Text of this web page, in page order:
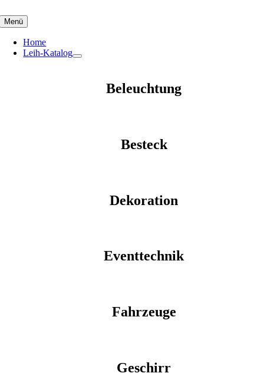
to
content
Menü
Home
Leih-Katalog
Beleuchtung
Besteck
Dekoration
Eventtechnik
Fahrzeuge
Geschirr